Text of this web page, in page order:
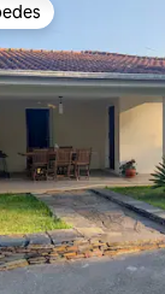
dos hóspedes